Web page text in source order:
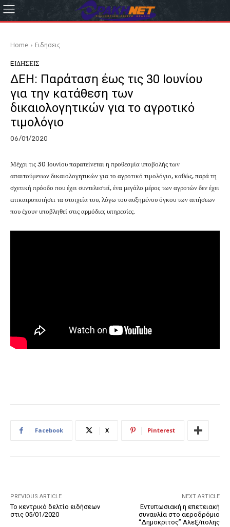
Home Eιδησεις
EΙΔΗΣΕΙΣ
ΔΕΗ: Παράταση έως τις 30 Ιουνίου
για την κατάθεση των
δικαιολογητικών για το αγροτικό
τιμολόγιο
06/01/2020
Μέχρι τις 30 Ιουνίου παρατείνεται η προθεσμία υποβολής των
απαιτούμενων δικαιολογητικών για το αγροτικό τιμολόγιο, καθώς, παρά τη
σχετική πρόοδο που έχει συντελεστεί, ένα μεγάλο μέρος των αγροτών δεν έχει
επικαιροποιήσει τα στοιχεία του, λόγω του αυξημένου όγκου των αιτήσεων
που έχουν υποβληθεί στις αρμόδιες υπηρεσίες.
Facebook X Pinterest
PREVIOUS ARTICLE
Το κεντρικό δελτίο ειδήσεων
στις 05/01/2020
NEXT ARTICLE
Εντυπωσιακή η επετειακή
συναυλία στο αεροδρόμιο
“Δημοκριτος” Αλεξ/πολης